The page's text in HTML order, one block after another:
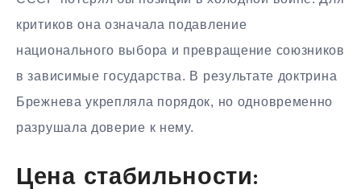
критиков она означала подавление
национального выбора и превращение союзников
в зависимые государства. В результате доктрина
Брежнева укрепляла порядок, но одновременно
разрушала доверие к нему.
Цена стабильности: